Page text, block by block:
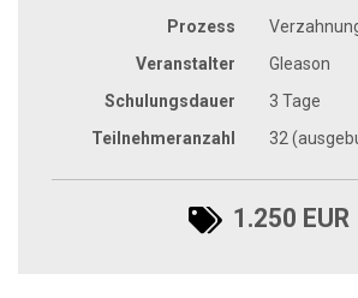
Prozess
Veranstalter
Gleason
Schulungsdauer
3 Tage
Teilnehmeranzahl
32
1.250 EUR